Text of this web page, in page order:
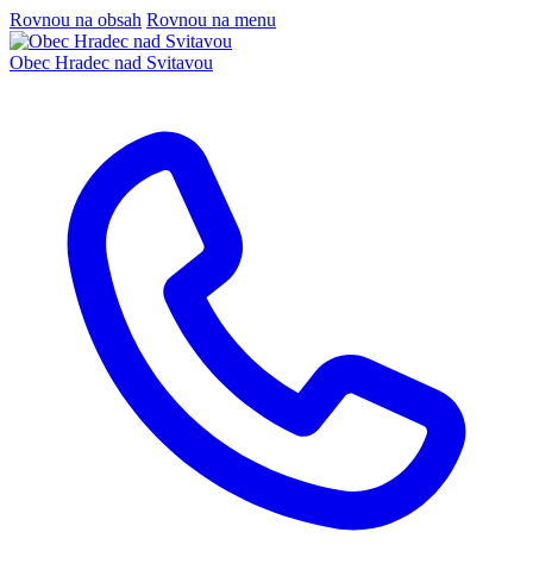
Rovnou na obsah Rovnou na menu
Obec Hradec nad Svitavou